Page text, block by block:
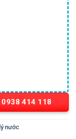
0938 414 118
nước